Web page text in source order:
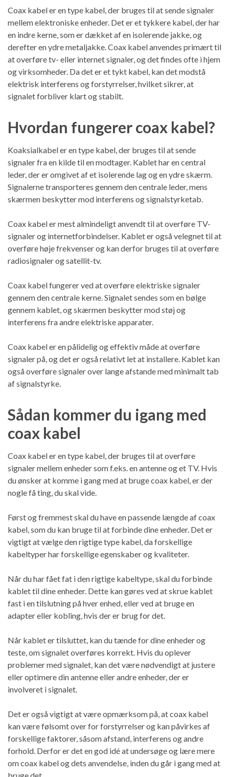
Coax kabel er en type kabel, der bruges til at sende signaler
mellem elektroniske enheder. Det er et tykkere kabel, der har
en indre kerne, som er dækket af en isolerende jakke, og
derefter en ydre metaljakke. Coax kabel anvendes primært til
at overføre tv- eller internet signaler, og det findes ofte i hjem
og virksomheder. Da det er et tykt kabel, kan det modstå
elektrisk interferens og forstyrrelser, hvilket sikrer, at
signalet forbliver klart og stabilt.
Hvordan fungerer coax kabel?
Koaksialkabel er en type kabel, der bruges til at sende
signaler fra en kilde til en modtager. Kablet har en central
leder, der er omgivet af et isolerende lag og en ydre skærm.
Signalerne transporteres gennem den centrale leder, mens
skærmen beskytter mod interferens og signalstyrketab.
Coax kabel er mest almindeligt anvendt til at overføre TV-
signaler og internetforbindelser. Kablet er også velegnet til at
overføre høje frekvenser og kan derfor bruges til at overføre
radiosignaler og satellit-tv.
Coax kabel fungerer ved at overføre elektriske signaler
gennem den centrale kerne. Signalet sendes som en bølge
gennem kablet, og skærmen beskytter mod støj og
interferens fra andre elektriske apparater.
Coax kabel er en pålidelig og effektiv måde at overføre
signaler på, og det er også relativt let at installere. Kablet kan
også overføre signaler over lange afstande med minimalt tab
af signalstyrke.
Sådan kommer du igang med
coax kabel
Coax kabel er en type kabel, der bruges til at overføre
signaler mellem enheder som f.eks. en antenne og et TV. Hvis
du ønsker at komme i gang med at bruge coax kabel, er der
nogle få ting, du skal vide.
Først og fremmest skal du have en passende længde af coax
kabel, som du kan bruge til at forbinde dine enheder. Det er
vigtigt at vælge den rigtige type kabel, da forskellige
kabeltyper har forskellige egenskaber og kvaliteter.
Når du har fået fat i den rigtige kabeltype, skal du forbinde
kablet til dine enheder. Dette kan gøres ved at skrue kablet
fast i en tilslutning på hver enhed, eller ved at bruge en
adapter eller kobling, hvis der er brug for det.
Når kablet er tilsluttet, kan du tænde for dine enheder og
teste, om signalet overføres korrekt. Hvis du oplever
problemer med signalet, kan det være nødvendigt at justere
eller optimere din antenne eller andre enheder, der er
involveret i signalet.
Det er også vigtigt at være opmærksom på, at coax kabel
kan være følsomt over for forstyrrelser og kan påvirkes af
forskellige faktorer, såsom afstand, interferens og andre
forhold. Derfor er det en god idé at undersøge og lære mere
om coax kabel og dets anvendelse, inden du går i gang med at
bruge det.